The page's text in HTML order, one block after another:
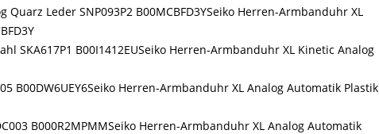
Seiko Herren-Armbanduhr XL
Seiko Herren-Armbanduhr XL Kinetic Analog
Seiko Herren-Armbanduhr XL Analog Automatik Plastik
Seiko Herren-Armbanduhr XL Analog Automatik